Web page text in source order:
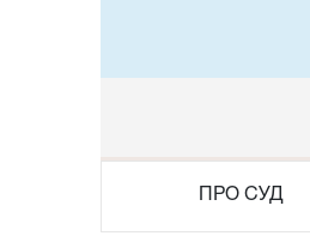
ПРО СУД